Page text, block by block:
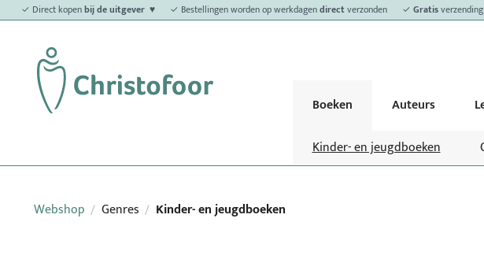
✓ Direct kopenbij de uitgever ♥ ✓ Bestellingen worden op werkdagendirectverzonden ✓ Gratis
Boeken Auteurs
Kinder- en jeugdboeken
Webshop / Genres / Kinder- en jeugdboeken